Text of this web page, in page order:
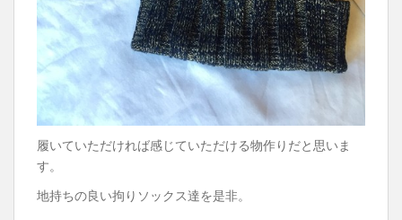
履いていただければ感じていただける物作りだと思いま
す。
地持ちの良い拘りソックス達を是非。